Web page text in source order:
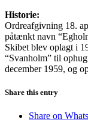
Historie:
Ordreafgivning 18.
påtænkt navn
Skibet blev oplagt i
“Svanholm” til
december 1959, og
Share this entry
Share on